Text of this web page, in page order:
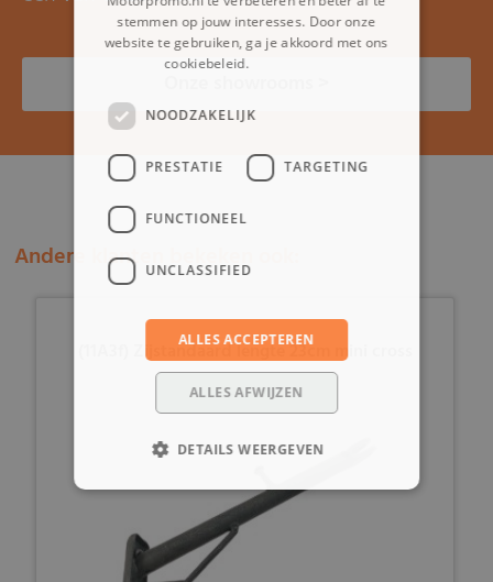
Andere klanten bekeken ook:
(11A3f) Zijstandaard lengte 23cm mini cross
stemmen op jouw interesses. Door onze
website te gebruiken, ga je akkoord met ons
cookiebeleid.
NOODZAKELIJK
PRESTATIE TARGETING
FUNCTIONEEL
UNCLASSIFIED
ALLES ACCEPTEREN
ALLES AFWIJZEN
DETAILS WEERGEVEN